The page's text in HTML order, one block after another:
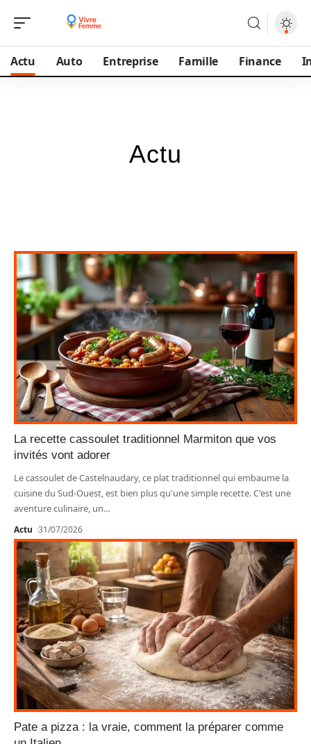
Actu Auto Entreprise Famille Finance
Actu
La recette cassoulet traditionnel Marmiton que vos
invités vont adorer
Le cassoulet de Castelnaudary, ce plat traditionnel qui embaume la
cuisine du Sud-Ouest, est bien plus qu'une simple recette. C'est une
aventure culinaire, un…
Actu 31/07/2026
Pate a pizza : la vraie, comment la préparer comme